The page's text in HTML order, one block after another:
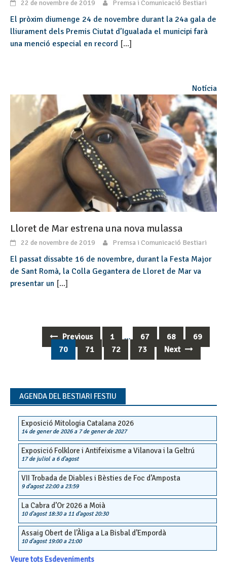
22 de novembre de 2019 Premsa i Comunicació Bestiari
El pròxim diumenge 24 de novembre durant la 24a gala de
lliurament dels Premis Ciutat d’Igualada el municipi farà
una menció especial en record [...]
Notícia
Lloret de Mar estrena una nova mulassa
22 de novembre de 2019 Premsa i Comunicació Bestiari
El passat dissabte 16 de novembre, durant la Festa Major
de Sant Romà, la Colla Gegantera de Lloret de Mar va
presentar un [...]
navigation
Previous 1 … 67 68
69
70
71 72 73 Next
AGENDA DEL BESTIARI FESTIU
Exposició Mitologia Catalana 2026
14 de gener de 2026a 7 de gener de 2027
Exposició Folklore i Antifeixisme a Vilanova i la Geltrú
17 de juliola 6 d'agost
VII Trobada de Diables i Bèsties de Foc d’Amposta
9 d'agost 22:00a 23:59
La Cabra d’Or 2026 a Moià
10 d'agost 18:30a 11 d'agost 20:30
Assaig Obert de l’Àliga a La Bisbal d’Empordà
10 d'agost 19:00a 21:00
Veure tots Esdeveniments